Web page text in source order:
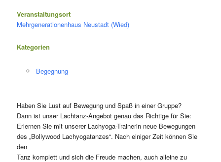
Veranstaltungsort
Mehrgenerationenhaus Neustadt (Wied)
Kategorien
Begegnung
Haben Sie Lust auf Bewegung und Spaß in einer Gruppe?
Dann ist unser Lachtanz-Angebot genau das Richtige für Sie:
Erlernen Sie mit unserer Lachyoga-Trainerin neue Bewegungen
des „Bollywood Lachyogatanzes“. Nach einiger Zeit können Sie
den
Tanz komplett und sich die Freude machen, auch alleine zu